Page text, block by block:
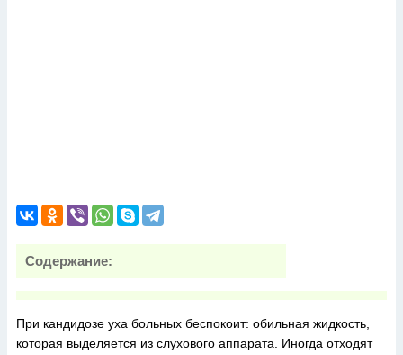
Содержание:
При кандидозе уха больных беспокоит: обильная жидкость,
которая выделяется из слухового аппарата. Иногда отходят